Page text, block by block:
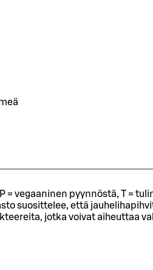
= vegaaninen pyynnöstä, T =
suosittelee, että
jotka voivat aiheuttaa